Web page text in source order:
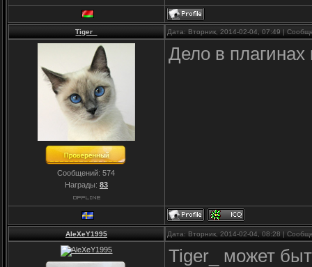
Tiger_ Дата: Вторник, 2014-02-04, 07:49 |
Сообщений:574
Награды: 83
Дело в
AleXeY1995 Дата: Вторник, 2014-02-04, 08:28 |
Tiger_ может